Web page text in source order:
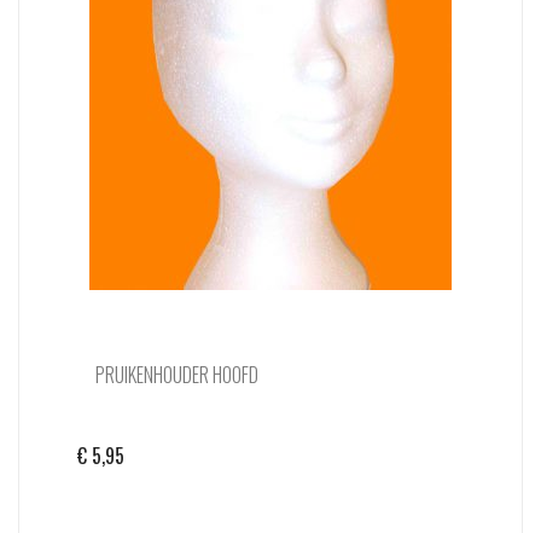
PRUIKENHOUDER HOOFD
€ 5,95